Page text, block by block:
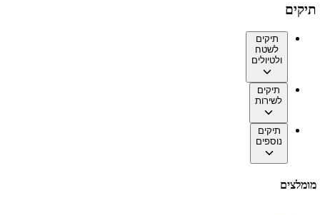
תיקים
תיקים
לשטח
ולטיולים
תיקים
לשירות
תיקים
נוספים
מומלצים